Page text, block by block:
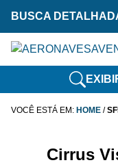
BUSCA
VOCÊ ESTÁ EM: HOME /
Cirrus